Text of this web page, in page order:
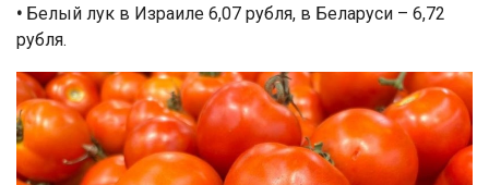
• Белый лук в Израиле 6,07 рубля, в Беларуси – 6,72
рубля.